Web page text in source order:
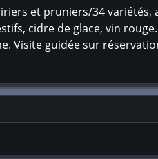
et pruniers/34 variétés,
cidre de glace, vin
Visite guidée sur